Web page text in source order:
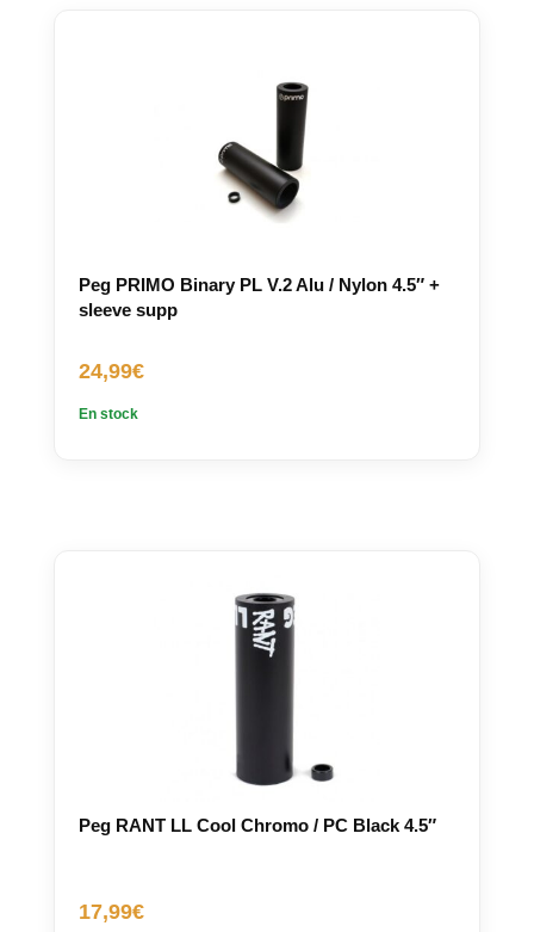
Peg PRIMO Binary PL V.2 Alu / Nylon 4.5″ +
sleeve supp
24,99€
En stock
Peg RANT LL Cool Chromo / PC Black 4.5″
17,99€